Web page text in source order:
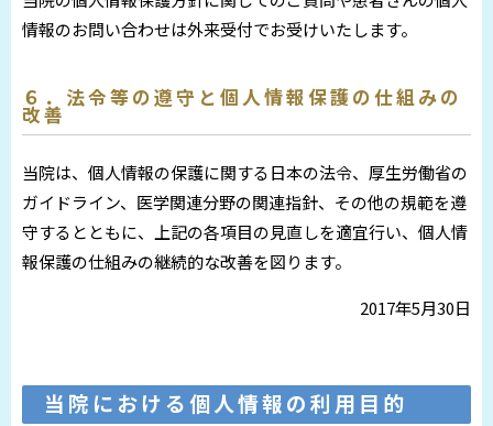
情報のお問い合わせは外来受付でお受けいたします。
６．法令等の遵守と個人情報保護の仕組みの
改善
当院は、個人情報の保護に関する日本の法令、厚生労働省の
ガイドライン、医学関連分野の関連指針、その他の規範を遵
守するとともに、上記の各項目の見直しを適宜行い、個人情
報保護の仕組みの継続的な改善を図ります。
2017年5月30日
当院における個人情報の利用目的